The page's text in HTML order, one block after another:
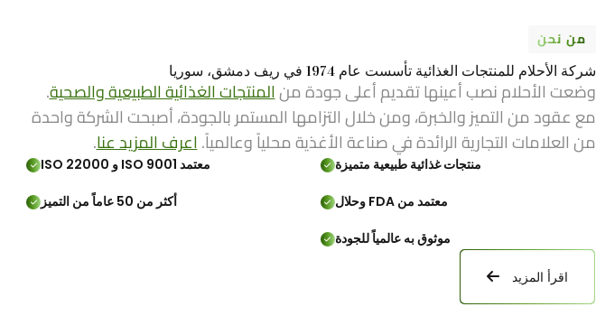
من نحن
شركة الأحلام للمنتجات الغذائية تأسست عام 1974 في ريف دمشق، سوريا
وضعت الأحلام نصب أعينها تقديم أعلى جودة منالمنتجات الغذائية الطبيعية والصحية.
مع عقود من التميز والخبرة، ومن خلال التزامها المستمر بالجودة، أصبحت الشركة واحدة
من العلامات التجارية الرائدة في صناعة الأغذية محلياً وعالمياً.اعرف المزيد عنا.
منتجات غذائية طبيعية متميزة معتمد ISO 9001 و ISO 22000
معتمد من FDA وحلال أكثر من 50 عاماً من التميز
موثوق به عالمياً للجودة
اقرأ المزيد